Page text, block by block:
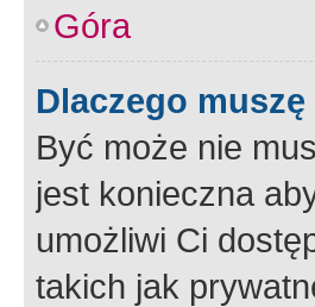
Góra
Dlaczego
Być może nie
jest konieczna
umożliwi Ci
takich jak